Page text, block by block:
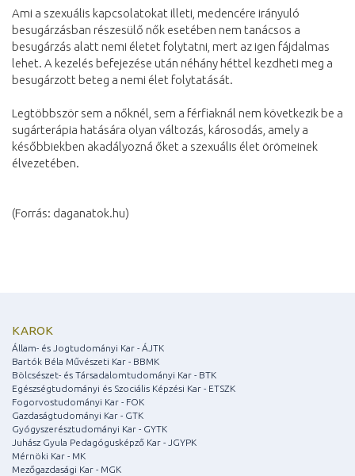
Ami a szexuális kapcsolatokat illeti, medencére irányuló
besugárzásban részesülő nők esetében nem tanácsos a
besugárzás alatt nemi életet folytatni, mert az igen fájdalmas
lehet. A kezelés befejezése után néhány héttel kezdheti meg a
besugárzott beteg a nemi élet folytatását.
Legtöbbször sem a nőknél, sem a férfiaknál nem következik be a
sugárterápia hatására olyan változás, károsodás, amely a
későbbiekben akadályozná őket a szexuális élet örömeinek
élvezetében.
(Forrás: daganatok.hu)
KAROK
Állam- és Jogtudományi Kar - ÁJTK
Bartók Béla Művészeti Kar - BBMK
Bölcsészet- és Társadalomtudományi Kar - BTK
Egészségtudományi és Szociális Képzési Kar - ETSZK
Fogorvostudományi Kar - FOK
Gazdaságtudományi Kar - GTK
Gyógyszerésztudományi Kar - GYTK
Juhász Gyula Pedagógusképző Kar - JGYPK
Mérnöki Kar - MK
Mezőgazdasági Kar - MGK